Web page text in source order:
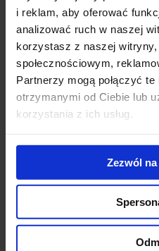
i reklam, aby oferować
analizować ruch w naszej
korzystasz z naszej
społecznościowym,
Partnerzy mogą połączyć
otrzymanymi od Ciebie lub
korzystania z ich usług.
Zezwól
750 000 mkw. nowoczesnej
ok. 155 000 mkw. trafi na rynek
znaczna część powstającej
do ukończenia na lata 2019 –
spektakularne projekty jak Varso,
Legacy Tower”, wymienia
Badań Rynku i Doradztwa, JLL.